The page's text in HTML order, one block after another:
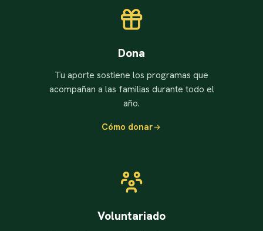
Dona
Tu aporte sostiene los programas que
acompañan a las familias durante todo el
año.
Cómo donar
Voluntariado